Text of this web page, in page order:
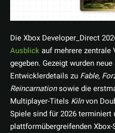
Die Xbox Developer_Direct
Ausblickauf mehrere zentrale
gegeben. Gezeigt wurden
Entwicklerdetails zu Fable,
Reincarnationsowie die
Multiplayer-Titels Kilnvon
Spiele sind für 2026 terminiert
plattformübergreifenden